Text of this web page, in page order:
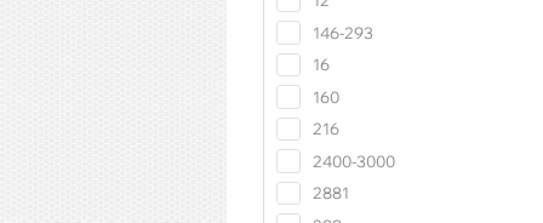
146-293
16
160
216
2400-3000
2881